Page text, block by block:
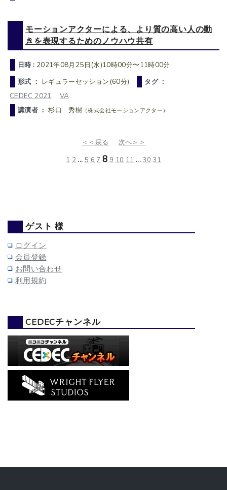
モーションアクターによる、より質の高い人の動
きを表現するためのノウハウ共有
日時 : 2021年08月25日(水)10時00分〜11時00分
形式 ： レギュラーセッション(60分)
タグ ：
CEDEC 2021
VA
講演者 ：杉口 秀樹 （株式会社モーションアクター）
＜＜戻る
次へ＞＞
1 2 ... 5 6 7 8 9 10 11 ...30 31
ゲスト 様
ログイン
会員登録
お問い合わせ
利用規約
CEDECチャンネル